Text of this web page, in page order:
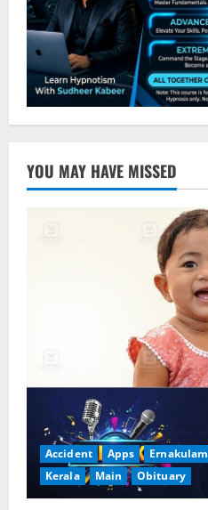
YOU MAY HAVE MISSED
Accident Apps Ernakulam
Kerala
Main Obituary